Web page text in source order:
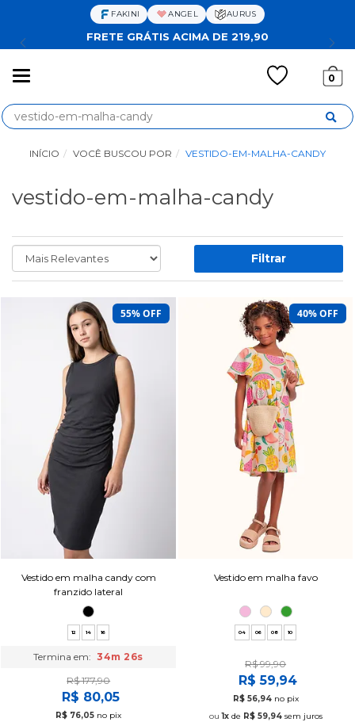
FAKINI ANGEL AURUS
FRETE GRÁTIS ACIMA DE 219,90
0
Busca
INÍCIO VOCÊ BUSCOU POR VESTIDO-EM-MALHA-CANDY
vestido-em-malha-candy
Filtrar
55% OFF
Vestido em malha candy com
franzido lateral
12 14 16
Termina em: 34m 25s
R$ 177,90
R$ 80,05
R$ 76,05 no pix
40% OFF
Vestido em malha favo
04 06 08 10
R$ 99,90
R$ 59,94
R$ 56,94 no pix
1xde R$ 59,94sem juros